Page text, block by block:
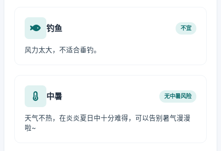
钓鱼 不宜
风力太大，不适合垂钓。
中暑 无中暑风险
天气不热，在炎炎夏日中十分难得，可以告别暑气漫漫
啦~